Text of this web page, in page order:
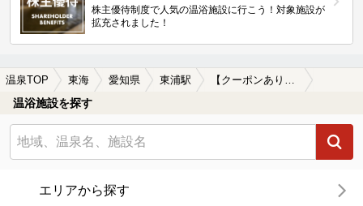
株主優待制度で人気の温浴施設に行こう！対象施設が
拡充されました！
温泉TOP 東海 愛知県 東浦駅
温浴施設を探す
エリアから探す